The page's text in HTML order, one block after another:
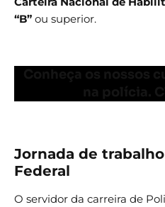
“B” ou superior.
Jornada de
Federal
O servidor da carreira de